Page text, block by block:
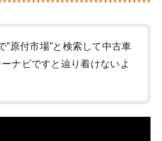
原付市場”と検索して中古車
ナビですと辿り着けないよ